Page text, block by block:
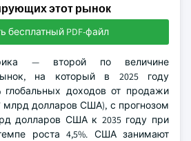
этот рынок
бесплатный PDF-файл
— второй по величине
на который в 2025 году
глобальных доходов от продажи
млрд долларов США), с прогнозом
долларов США к 2035 году при
роста 4,5%. США занимают